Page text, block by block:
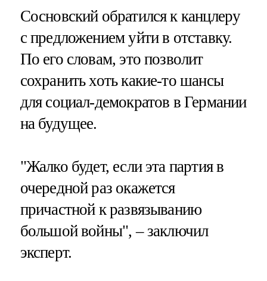
Сосновский обратился к канцлеру
с предложением уйти в отставку.
По его словам, это позволит
сохранить хоть какие-то шансы
для социал-демократов в Германии
на будущее.
"Жалко будет, если эта партия в
очередной раз окажется
причастной к развязыванию
большой войны", – заключил
эксперт.